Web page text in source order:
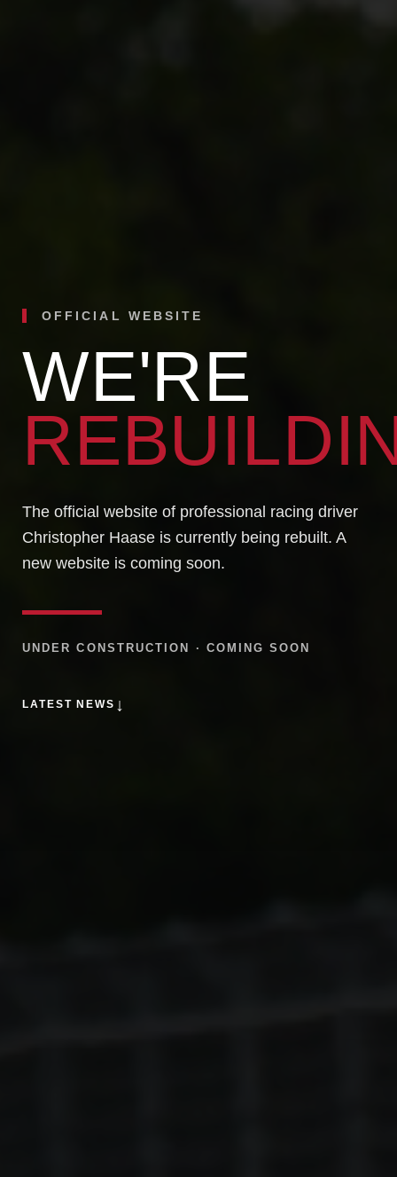
OFFICIAL WEBSITE
WE'RE
The official website of professional racing driver
Christopher Haase is currently being rebuilt. A
new website is coming soon.
UNDER CONSTRUCTION · COMING SOON
LATEST NEWS ↓